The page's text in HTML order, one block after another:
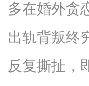
多在婚外贪
出轨背叛终
反复撕扯，